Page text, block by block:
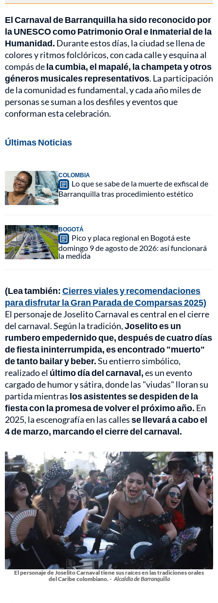
El Carnaval de Barranquilla ha sido reconocido por
la UNESCO como Patrimonio Oral e Inmaterial de la
Humanidad. Durante estos días, la ciudad se llena de
colores y ritmos folclóricos, con cada calle y esquina al
compás dela cumbia, el mapalé, la champeta y otros
géneros musicales representativos. La participación
de la comunidad es fundamental, y cada año miles de
personas se suman a los desfiles y eventos que
conforman esta celebración.
Últimas Noticias
COLOMBIA
Lo que se sabe de la muerte de exfiscal de
Barranquilla tras procedimiento estético
BOGOTÁ
Pico y placa regional en Bogotá este
domingo 9 de agosto de 2026: así funcionará
la medida
(Lea también:Cierres viales y recomendaciones
para disfrutar la Gran Parada de Comparsas 2025)
El personaje de Joselito Carnaval es central en el cierre
del carnaval. Según la tradición,Joselito es un
rumbero empedernido que, después de cuatro días
de fiesta ininterrumpida, es encontrado "muerto"
de tanto bailar y beber.Su entierro simbólico,
realizado el último día del carnaval,es un evento
cargado de humor y sátira, donde las "viudas" lloran su
partida mientras los asistentes se despiden de la
fiesta con la promesa de volver el próximo año. En
2025, la escenografía en las callesse llevará a cabo el
4 de marzo, marcando el cierre del carnaval.
El personaje de Joselito Carnaval tiene sus raíces en las tradiciones orales
del Caribe colombiano. - Alcaldía de Barranquilla